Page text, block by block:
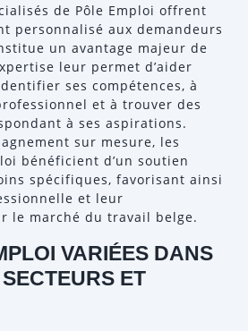
de Pôle Emploi offrent
personnalisé aux demandeurs
un avantage majeur de
leur permet d’aider
ses compétences, à
et à trouver des
à ses aspirations.
sur mesure, les
bénéficient d’un soutien
spécifiques, favorisant ainsi
et leur
le marché du travail belge.
VARIÉES DANS
ET